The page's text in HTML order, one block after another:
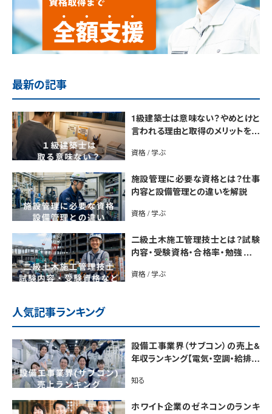
最新の記事
1級建築士は意味ない？やめとけと
言われる理由と取得のメリットを解
資格 / 学ぶ
施設管理に必要な資格とは？仕事
内容と設備管理との違いを解説
資格 / 学ぶ
二級土木施工管理技士とは？試験
内容・受験資格・合格率・勉強法を
資格 / 学ぶ
人気記事ランキング
設備工事業界（サブコン）の売上&
年収ランキング【電気・空調・給排水
市場規模も解説
知る
ホワイト企業のゼネコンのランキ